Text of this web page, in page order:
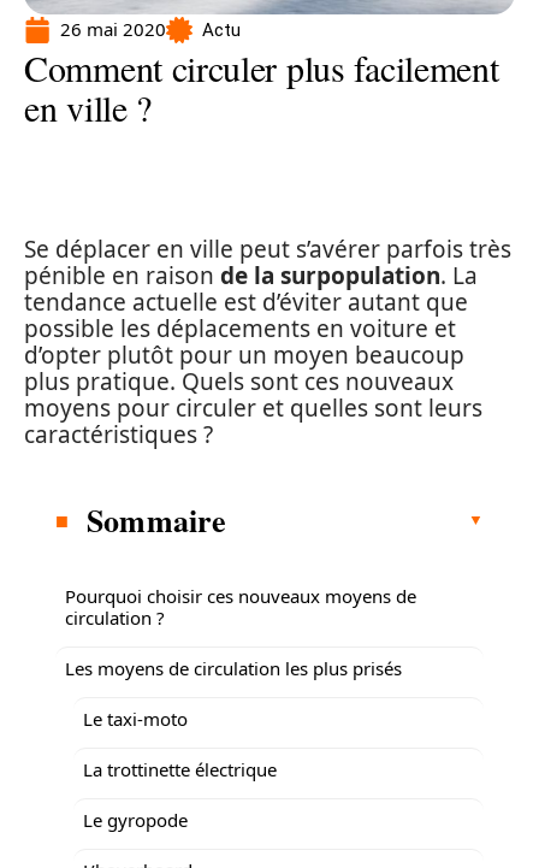
26 mai 2020 Actu
Comment circuler plus facilement
en ville ?
Se déplacer en ville peut s’avérer parfois très
pénible en raison de la surpopulation. La
tendance actuelle est d’éviter autant que
possible les déplacements en voiture et
d’opter plutôt pour un moyen beaucoup
plus pratique. Quels sont ces nouveaux
moyens pour circuler et quelles sont leurs
caractéristiques ?
Sommaire
Pourquoi choisir ces nouveaux moyens de
circulation ?
Les moyens de circulation les plus prisés
Le taxi-moto
La trottinette électrique
Le gyropode